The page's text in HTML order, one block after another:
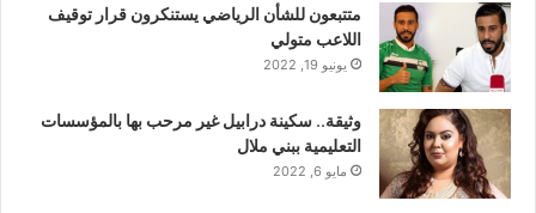
متتبعون للشأن الرياضي يستنكرون قرار توقيف
اللاعب متولي
يونيو 19, 2022
وثيقة.. سكينة درابيل غير مرحب بها بالمؤسسات
التعليمية ببني ملال
مايو 6, 2022